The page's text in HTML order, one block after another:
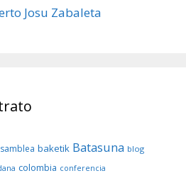
Josu Zabaleta
baketik Batasuna blog
colombia conferencia